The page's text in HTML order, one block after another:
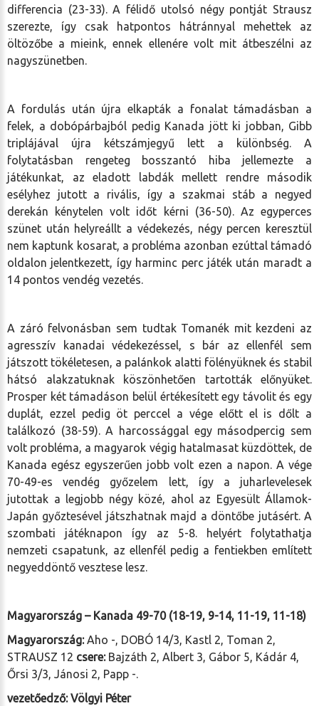
differencia (23-33). A félidő utolsó négy pontját Strausz
szerezte, így csak hatpontos hátránnyal mehettek az
öltözőbe a mieink, ennek ellenére volt mit átbeszélni az
nagyszünetben.
A fordulás után újra elkapták a fonalat támadásban a
felek, a dobópárbajból pedig Kanada jött ki jobban, Gibb
triplájával újra kétszámjegyű lett a különbség. A
folytatásban rengeteg bosszantó hiba jellemezte a
játékunkat, az eladott labdák mellett rendre második
esélyhez jutott a rivális, így a szakmai stáb a negyed
derekán kénytelen volt időt kérni (36-50). Az egyperces
szünet után helyreállt a védekezés, négy percen keresztül
nem kaptunk kosarat, a probléma azonban ezúttal támadó
oldalon jelentkezett, így harminc perc játék után maradt a
14 pontos vendég vezetés.
A záró felvonásban sem tudtak Tomanék mit kezdeni az
agresszív kanadai védekezéssel, s bár az ellenfél sem
játszott tökéletesen, a palánkok alatti fölényüknek és stabil
hátsó alakzatuknak köszönhetően tartották előnyüket.
Prosper két támadáson belül értékesített egy távolit és egy
duplát, ezzel pedig öt perccel a vége előtt el is dőlt a
találkozó (38-59). A harcossággal egy másodpercig sem
volt probléma, a magyarok végig hatalmasat küzdöttek, de
Kanada egész egyszerűen jobb volt ezen a napon. A vége
70-49-es vendég győzelem lett, így a juharlevelesek
jutottak a legjobb négy közé, ahol az Egyesült Államok-
Japán győztesével játszhatnak majd a döntőbe jutásért. A
szombati játéknapon így az 5-8. helyért folytathatja
nemzeti csapatunk, az ellenfél pedig a fentiekben említett
negyeddöntő vesztese lesz.
Magyarország – Kanada 49-70 (18-19, 9-14, 11-19, 11-18)
Magyarország:Aho -, DOBÓ 14/3, Kastl 2, Toman 2,
STRAUSZ 12 csere:Bajzáth 2, Albert 3, Gábor 5, Kádár 4,
Őrsi 3/3, Jánosi 2, Papp -.
vezetőedző: Völgyi Péter